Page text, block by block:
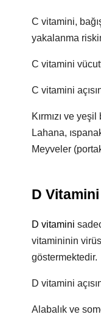
C vitamini,
yakalanma
C vitamini
C vitamini
Kırmızı ve
Lahana,
Meyveler
D Vitamini
D vitamini
vitamininin
göstermektedir.
D vitamini
Alabalık ve